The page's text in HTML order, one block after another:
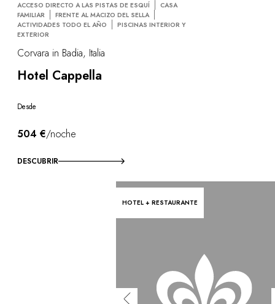
ACCESO DIRECTO A LAS PISTAS DE ESQUÍ
CASA
FAMILIAR
FRENTE AL MACIZO DEL SELLA
ACTIVIDADES TODO EL AÑO
PISCINAS INTERIOR Y
EXTERIOR
Corvara in Badia, Italia
Hotel Cappella
Desde
504 €/noche
DESCUBRIR
HOTEL + RESTAURANTE